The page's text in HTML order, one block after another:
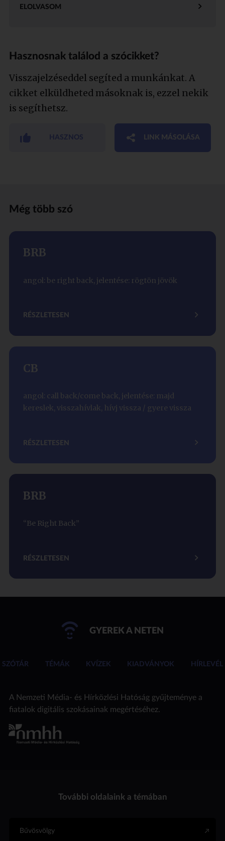
ELOLVASOM
Hasznosnak találod a szócikket?
Visszajelzéseddel segíted a munkánkat. A
cikket elküldheted másoknak is, ezzel nekik
is segíthetsz.
HASZNOS LINK MÁSOLÁSA
Még több szó
BRB
angol: be right back, jelentése: rögtön jövök
RÉSZLETESEN
CB
angol: call back/come back, jelentése: majd
kereslek, visszahívlak, hívj vissza / gyere vissza
RÉSZLETESEN
BRB
“Be Right Back”
RÉSZLETESEN
GYEREK A NETEN
SZÓTÁR TÉMÁK KVÍZEK KIADVÁNYOK HÍRLEVÉL
A Nemzeti Média- és Hírközlési Hatóság gyűjteménye a
fiatalok digitális szokásainak megértéséhez.
További oldalaink a témában
Bűvösvölgy